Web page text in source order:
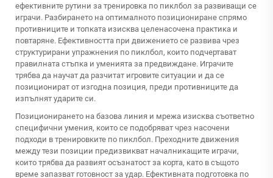
ефективните рутини за тренировка по пиклбол за развиващи се
играчи. Разбирането на оптималното позициониране спрямо
противниците и топката изисква целенасочена практика и
повтаряне. Ефективността при движението се развива чрез
структурирани упражнения по пиклбол, които подчертават
правилната стъпка и уменията за предвиждане. Играчите
трябва да научат да разчитат игровите ситуации и да се
позиционират от изгодна позиция, преди противниците да
изпълнят ударите си.
Позиционирането на базова линия и мрежа изисква съответно
специфични умения, които се подобряват чрез насочени
подходи в тренировките по пиклбол. Преходните движения
между тези позиции предизвикват началникащите играчи,
които трябва да развият осъзнатост за корта, като в същото
време запазват готовност за удар. Ефективната подготовка по